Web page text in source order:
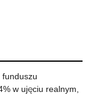
w ujęciu realnym,